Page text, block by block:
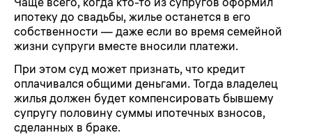
ипотеку до свадьбы, жилье останется в его
собственности — даже если во время семейной
жизни супруги вместе вносили платежи.
При этом суд может признать, что кредит
оплачивался общими деньгами. Тогда владелец
жилья должен будет компенсировать бывшему
супругу половину суммы ипотечных взносов,
сделанных в браке.